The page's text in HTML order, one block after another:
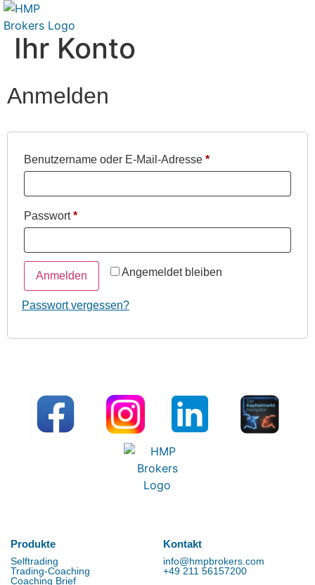
Ihr Konto
Anmelden
Benutzername oder E-Mail-Adresse *
Passwort*
Angemeldet bleiben
Anmelden
Passwort vergessen?
Produkte
Selftrading
Trading-Coaching
Coaching Brief
Kontakt
info@hmpbrokers.com
+49 211 56157200